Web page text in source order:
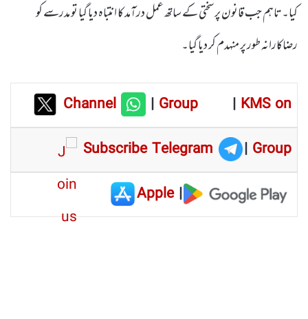
کیا۔ تاہم جب قانون پر سختی کے ساتھ عمل درآمد کا انتباہ دیا گیا تو مدرسے کو
رضاکارانہ طور پر منہدم کر دیا گیا۔
Channel |Group | KMS on
Subscribe Telegram
| Group
|
Apple